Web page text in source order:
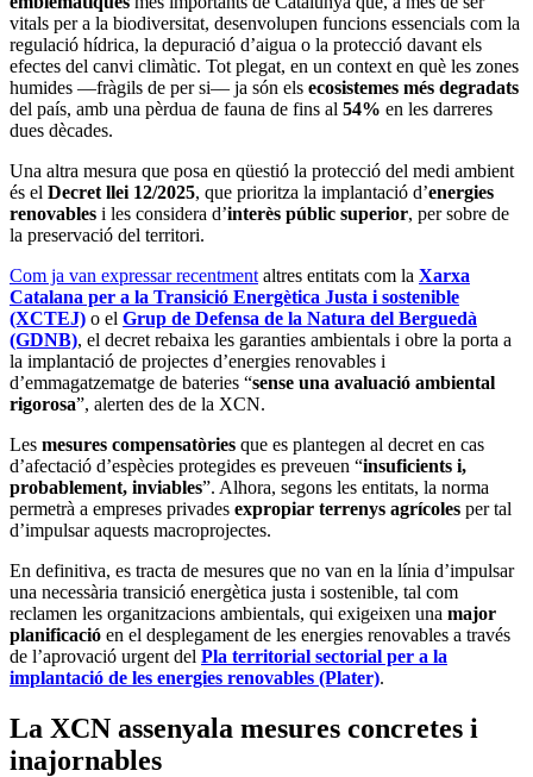
vitals per a la biodiversitat, desenvolupen funcions essencials com la
regulació hídrica, la depuració d’aigua o la protecció davant els
efectes del canvi climàtic. Tot plegat, en un context en què les zones
humides —fràgils de per si— ja són els ecosistemes més degradats
del país, amb una pèrdua de fauna de fins al 54% en les darreres
dues dècades.
Una altra mesura que posa en qüestió la protecció del medi ambient
és el Decret llei 12/2025, que prioritza la implantació d’energies
renovables i les considera d’interès públic superior, per sobre de
la preservació del territori.
Com ja van expressar recentment altres entitats com la Xarxa
Catalana per a la Transició Energètica Justa i sostenible
(XCTEJ) o el Grup de Defensa de la Natura del Berguedà
(GDNB), el decret rebaixa les garanties ambientals i obre la porta a
la implantació de projectes d’energies renovables i
d’emmagatzematge de bateries “sense una avaluació ambiental
rigorosa”, alerten des de la XCN.
Les mesures compensatòries que es plantegen al decret en cas
d’afectació d’espècies protegides es preveuen “insuficients i,
probablement, inviables”. Alhora, segons les entitats, la norma
permetrà a empreses privades expropiar terrenys agrícoles per tal
d’impulsar aquests macroprojectes.
En definitiva, es tracta de mesures que no van en la línia d’impulsar
una necessària transició energètica justa i sostenible, tal com
reclamen les organitzacions ambientals, qui exigeixen una major
planificació en el desplegament de les energies renovables a través
de l’aprovació urgent del Pla territorial sectorial per a la
implantació de les energies renovables (Plater).
La XCN assenyala mesures concretes i
inajornables